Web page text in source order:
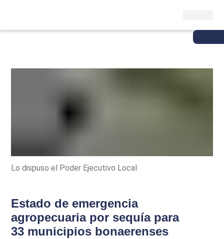
Lo dispuso el Poder Ejecutivo Local
Estado de emergencia
agropecuaria por sequía para
33 municipios bonaerenses